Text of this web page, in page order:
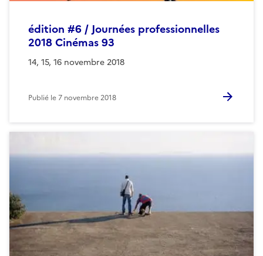
édition #6 / Journées professionnelles
2018 Cinémas 93
14, 15, 16 novembre 2018
Publié le7 novembre 2018